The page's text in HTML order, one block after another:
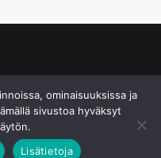
ominaisuuksissa ja
sivustoa hyväksyt
Lisätietoja